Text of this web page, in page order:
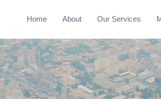
Home About Our Services